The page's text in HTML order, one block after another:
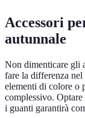
Accessori
autunnale
Non dimenticare gli
fare la differenza
elementi di colore o
complessivo.
i guanti garantirà